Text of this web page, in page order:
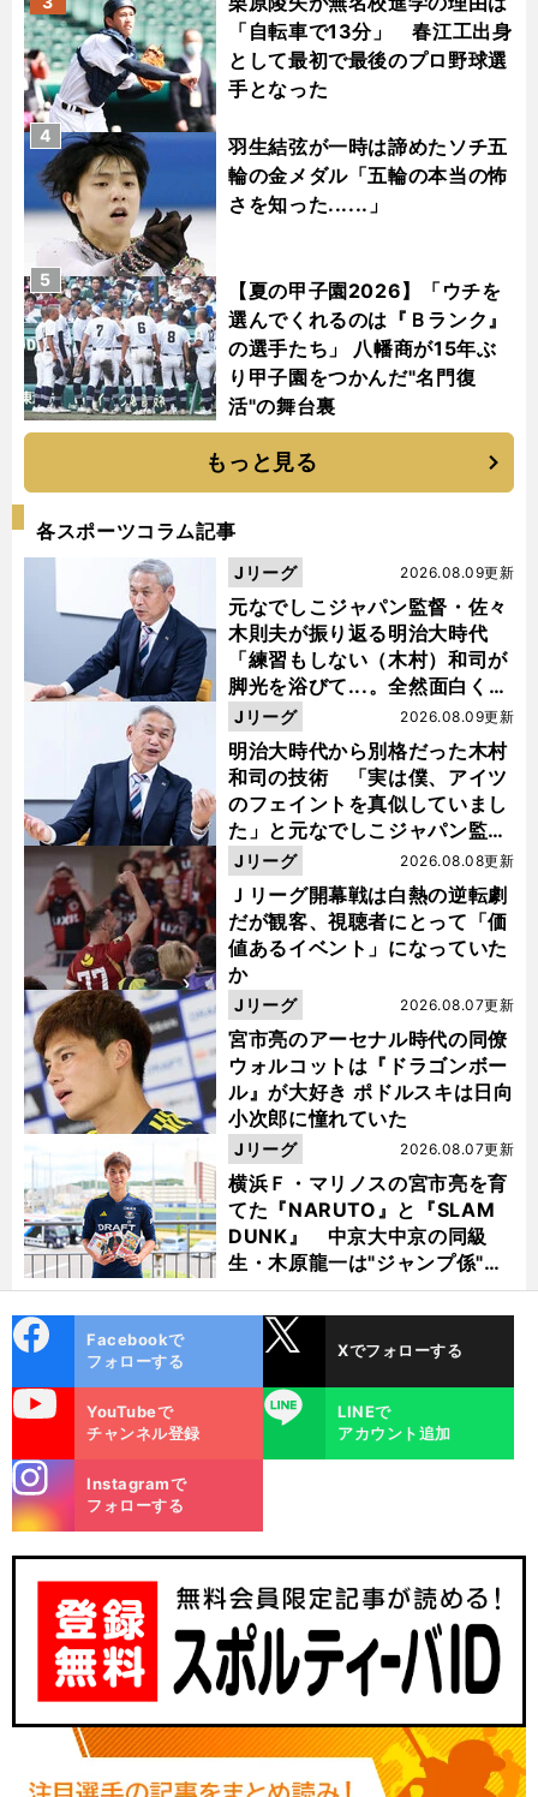
「自転車で13分」 春江工出身
として最初で最後のプロ野球選
手となった
羽生結弦が一時は諦めたソチ五
輪の金メダル「五輪の本当の怖
さを知った......」
4
【夏の甲子園2026】「ウチを
選んでくれるのは『Ｂランク』
の選手たち」 八幡商が15年ぶ
り甲子園をつかんだ"名門復
活"の舞台裏
5
もっと見る
各スポーツコラム記事
元なでしこジャパン監督・佐々
木則夫が振り返る明治大時代
「練習もしない（木村）和司が
脚光を浴びて...。全然面白くな
い４年間でした」
2026.08.09更新
Jリーグ
明治大時代から別格だった木村
和司の技術 「実は僕、アイツ
のフェイントを真似していまし
た」と元なでしこジャパン監
督・佐々木則夫
2026.08.09更新
Jリーグ
Ｊリーグ開幕戦は白熱の逆転劇
だが観客、視聴者にとって「価
値あるイベント」になっていた
か
2026.08.08更新
Jリーグ
宮市亮のアーセナル時代の同僚
ウォルコットは『ドラゴンボー
ル』が大好き ポドルスキは日向
小次郎に憧れていた
2026.08.07更新
Jリーグ
横浜Ｆ・マリノスの宮市亮を育
てた『NARUTO』と『SLAM
DUNK』 中京大中京の同級
生・木原龍一は"ジャンプ係"だ
った
2026.08.07更新
Jリーグ
ok
Facebookで
フォローする
Xでフォローする
YouTubeで
チャンネル登録
LINE
LINEで
アカウント追加
m
Instagramで
フォローする